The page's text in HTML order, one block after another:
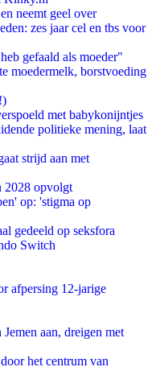
neemt geel over
zes jaar cel en tbs voor
gefaald als moeder"
moedermelk, borstvoeding
met babykonijntjes
politieke mening, laat
strijd aan met
2028 opvolgt
op: 'stigma op
gedeeld op seksfora
Switch
afpersing 12-jarige
aan, dreigen met
het centrum van